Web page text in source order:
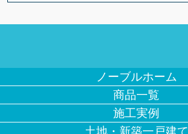
ノーブルホーム
商品一覧
施工実例
土地・新築一戸建て